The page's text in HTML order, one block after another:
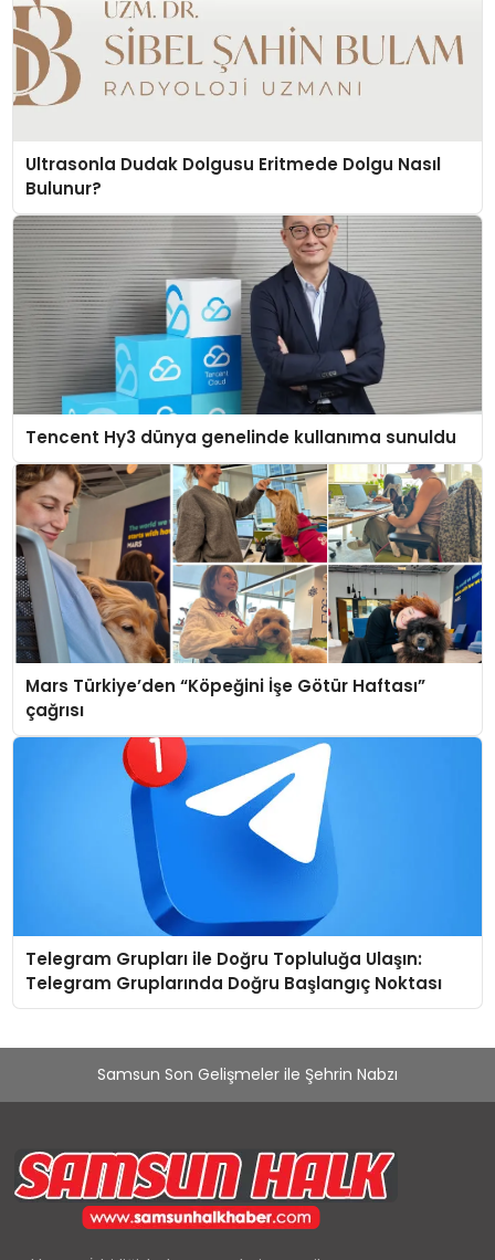
Ultrasonla Dudak Dolgusu Eritmede Dolgu Nasıl
Bulunur?
Tencent Hy3 dünya genelinde kullanıma sunuldu
Mars Türkiye’den “Köpeğini İşe Götür Haftası”
çağrısı
Telegram Grupları ile Doğru Topluluğa Ulaşın:
Telegram Gruplarında Doğru Başlangıç Noktası
Samsun Son Gelişmeler ile Şehrin Nabzı